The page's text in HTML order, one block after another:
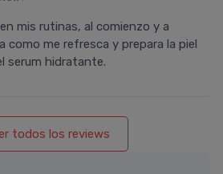
mis rutinas, al comienzo y a
como me refresca y prepara la piel
serum hidratante.
todos los reviews